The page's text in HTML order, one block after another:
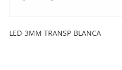
LED-3MM-TRANSP-BLANCA